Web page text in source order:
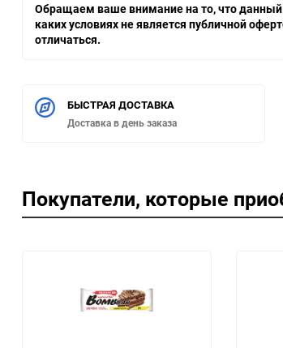
Обращаем ваше внимание на то, что данный
каких условиях не является публичной
отличаться.
БЫСТРАЯ ДОСТАВКА
Доставка в день заказа
Покупатели, которые